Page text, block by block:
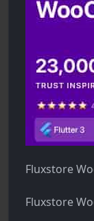
Fluxstore
Fluxstore